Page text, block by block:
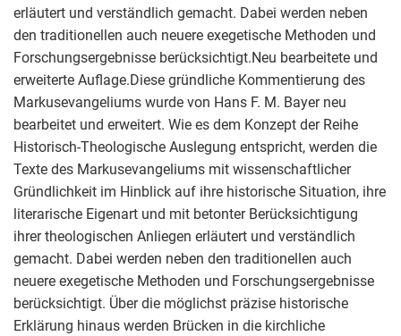
erläutert und verständlich gemacht. Dabei werden neben
den traditionellen auch neuere exegetische Methoden und
Forschungsergebnisse berücksichtigt.Neu bearbeitete und
erweiterte Auflage.Diese gründliche Kommentierung des
Markusevangeliums wurde von Hans F. M. Bayer neu
bearbeitet und erweitert. Wie es dem Konzept der Reihe
Historisch-Theologische Auslegung entspricht, werden die
Texte des Markusevangeliums mit wissenschaftlicher
Gründlichkeit im Hinblick auf ihre historische Situation, ihre
literarische Eigenart und mit betonter Berücksichtigung
ihrer theologischen Anliegen erläutert und verständlich
gemacht. Dabei werden neben den traditionellen auch
neuere exegetische Methoden und Forschungsergebnisse
berücksichtigt. Über die möglichst präzise historische
Erklärung hinaus werden Brücken in die kirchliche